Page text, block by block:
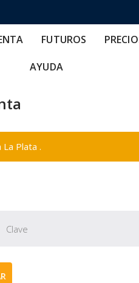
FUTUROS
AYUDA
Plata .